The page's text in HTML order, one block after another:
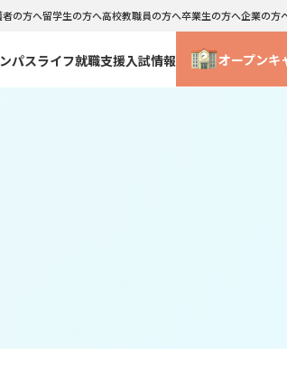
者の方へ留学生の方へ高校教職員の方へ卒業生の方へ企業の方
パスライフ就職支援入試情報 オープンキ